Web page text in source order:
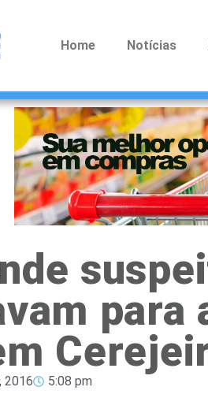
Home Notícias
para
2016 5:08 pm